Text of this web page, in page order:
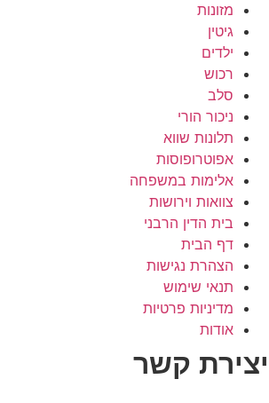
מזונות
גיטין
ילדים
רכוש
סלב
ניכור הורי
תלונות שווא
אפוטרופוסות
אלימות במשפחה
צוואות וירושות
בית הדין הרבני
דף הבית
הצהרת נגישות
תנאי שימוש
מדיניות פרטיות
אודות
יצירת קשר